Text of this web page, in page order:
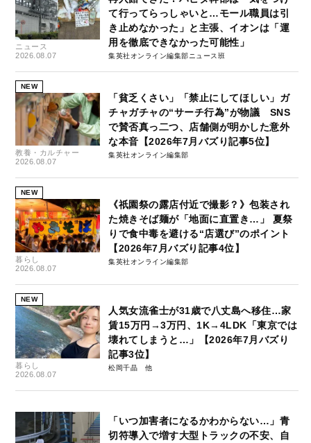
ニュース
2026.08.07
て行ってらっしゃいと…モール職員は引
き止めなかった」と主張、イオンは「運
用を徹底できなかった可能性」
集英社オンライン編集部ニュース班
NEW
教養・カルチャー
2026.08.07
「貧乏くさい」「禁止にしてほしい」ガ
チャガチャの“サーチ行為”が物議 SNS
で賛否真っ二つ、店舗側が明かした意外
な本音【2026年7月バズり記事5位】
集英社オンライン編集部
NEW
暮らし
2026.08.07
《祇園祭の露店付近で撮影？》包装され
た焼きそば麺が「地面に直置き…」 夏祭
りで食中毒を避ける“店選び”のポイント
【2026年7月バズり記事4位】
集英社オンライン編集部
NEW
暮らし
2026.08.07
人気女流雀士が31歳で八丈島へ移住…家
賃15万円→3万円、1K→4LDK「東京では
壊れてしまうと…」【2026年7月バズり
記事3位】
松岡千晶
「いつ加害者になるかわからない…」青
切符導入で増す大型トラックの不安、自